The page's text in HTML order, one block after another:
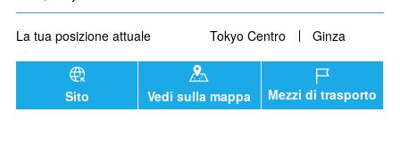
La tua posizione attuale Tokyo Centro Ginza
Sito Vedi sulla mappa Mezzi di trasporto